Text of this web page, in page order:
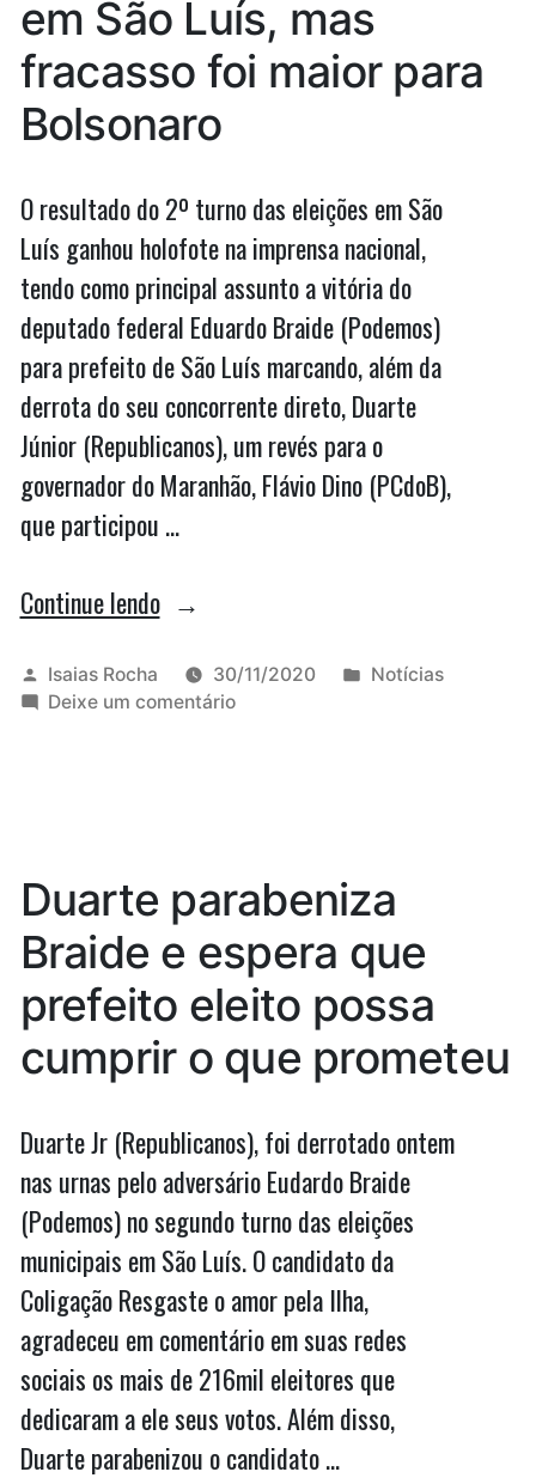
está
no
lugar,
mas
escolhas”
não
está
no
em São Luís, mas
fracasso foi maior para
Bolsonaro
O resultado do 2º turno das eleições em São
Luís ganhou holofote na imprensa nacional,
tendo como principal assunto a vitória do
deputado federal Eduardo Braide (Podemos)
para prefeito de São Luís marcando, além da
derrota do seu concorrente direto, Duarte
Júnior (Republicanos), um revés para o
governador do Maranhão, Flávio Dino (PCdoB),
que participou …
Continue lendo“Flávio
sofre
revés
fracasso
foi
maior
para
Bolsonaro”
Publicado
por
Isaias Rocha 30/11/2020
Publicado
Notícias
Deixe um comentárioem
Luís,
mas
fracasso
foi
maior
Bolsonaro
Duarte parabeniza
Braide e espera que
prefeito eleito possa
cumprir o que prometeu
Duarte Jr (Republicanos), foi derrotado ontem
nas urnas pelo adversário Eudardo Braide
(Podemos) no segundo turno das eleições
municipais em São Luís. O candidato da
Coligação Resgaste o amor pela Ilha,
agradeceu em comentário em suas redes
sociais os mais de 216mil eleitores que
dedicaram a ele seus votos. Além disso,
Duarte parabenizou o candidato …